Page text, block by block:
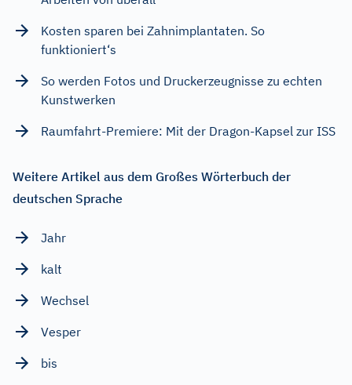
Kosten sparen bei Zahnimplantaten. So
funktioniert‘s
So werden Fotos und Druckerzeugnisse zu echten
Kunstwerken
Raumfahrt-Premiere: Mit der Dragon-Kapsel zur ISS
Weitere Artikel aus dem Großes Wörterbuch der
deutschen Sprache
Jahr
kalt
Wechsel
Vesper
bis